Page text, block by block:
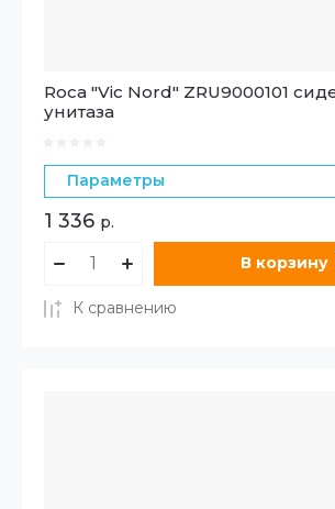
Roca "Vic Nord" ZRU9000101
унитаза
Параметры
1 336 р.
В корзину
К сравнению